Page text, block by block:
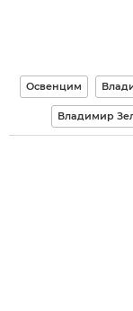
Освенцим
Владимир